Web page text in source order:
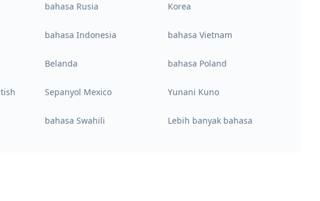
bahasa Rusia Korea
bahasa Indonesia bahasa Vietnam
Belanda bahasa Poland
Sepanyol Mexico Yunani Kuno
bahasa Swahili Lebih banyak bahasa